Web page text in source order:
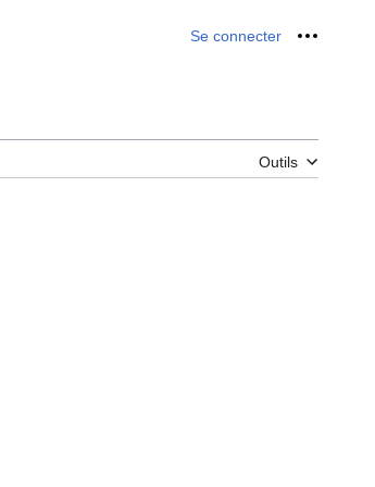
Se connecter Outils
Outils